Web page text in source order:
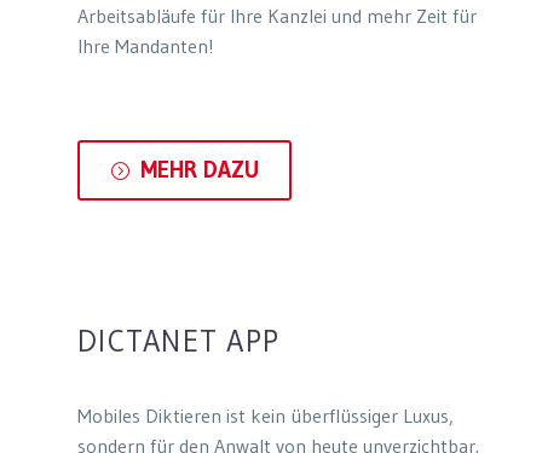
Arbeitsabläufe für Ihre Kanzlei und mehr Zeit für
Ihre Mandanten!
= MEHR DAZU
DICTANET APP
Mobiles Diktieren ist kein überflüssiger Luxus,
sondern für den Anwalt von heute unverzichtbar.